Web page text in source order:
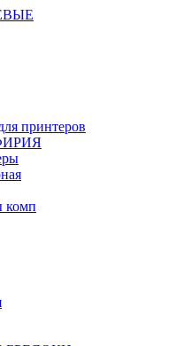
принтеров
комп